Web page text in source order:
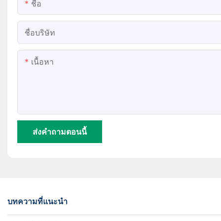
ชื่อ
ชื่อบริษัท
เนื้อหา
ส่งคำถามตอนนี้
บทความที่แนะนำ